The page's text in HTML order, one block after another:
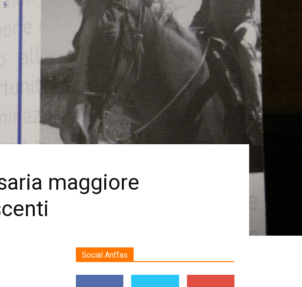
maggiore
Social Anffas